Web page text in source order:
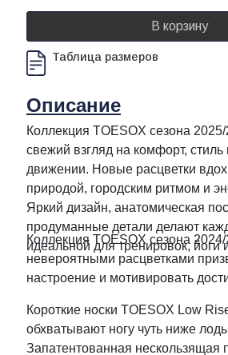
Таблица размеров
В корзину
Описание
Коллекция TOESOX сезона
свежий взгляд на комфорт, стиль
движении. Новые расцветки
природой, городским ритмом и
Яркий дизайн, анатомическая
продуманные детали делают
идеальной для тренировок, йоги
Коллекция TOESOX сезона
невероятными расцветками
настроение и мотивировать
Короткие носки TOESOX Low
обхватывают ногу чуть ниже
Запатентованная нескользящая